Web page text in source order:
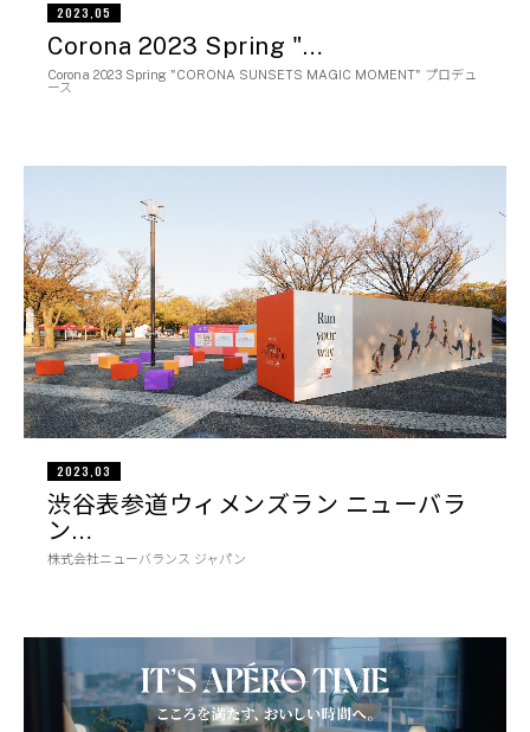
2023,05
Corona 2023 Spring "…
Corona 2023 Spring "CORONA SUNSETS MAGIC MOMENT" プロデュ
ース
2023,03
渋谷表参道ウィメンズラン ニューバラ
ン…
株式会社ニューバランス ジャパン